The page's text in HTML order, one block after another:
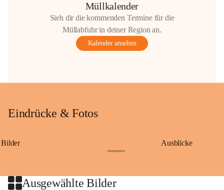
Müllkalender
Sieh dir die kommenden Termine für die
Müllabfuhr in deiner Region an.
Kalender ansehen
Eindrücke & Fotos
Bilder Ausblicke
Ausgewählte Bilder